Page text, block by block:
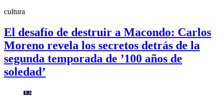
cultura
El desafío de destruir a Macondo: Carlos
Moreno revela los secretos detrás de la
segunda temporada de ’100 años de
soledad’